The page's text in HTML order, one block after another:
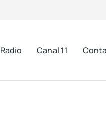
Radio Canal 11